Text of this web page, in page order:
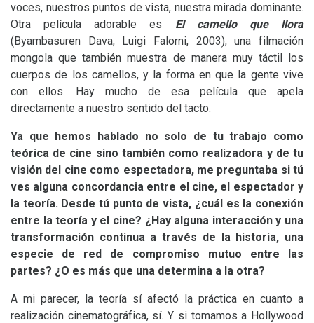
voces, nuestros puntos de vista, nuestra mirada dominante.
Otra película adorable es El camello que llora
(Byambasuren Dava, Luigi Falorni, 2003), una filmación
mongola que también muestra de manera muy táctil los
cuerpos de los camellos, y la forma en que la gente vive
con ellos. Hay mucho de esa película que apela
directamente a nuestro sentido del tacto.
Ya que hemos hablado no solo de tu trabajo como
teórica de cine sino también como realizadora y de tu
visión del cine como espectadora, me preguntaba si tú
ves alguna concordancia entre el cine, el espectador y
la teoría. Desde tú punto de vista, ¿cuál es la conexión
entre la teoría y el cine? ¿Hay alguna interacción y una
transformación continua a través de la historia, una
especie de red de compromiso mutuo entre las
partes? ¿O es más que una determina a la otra?
A mi parecer, la teoría sí afectó la práctica en cuanto a
realización cinematográfica, sí. Y si tomamos a Hollywood